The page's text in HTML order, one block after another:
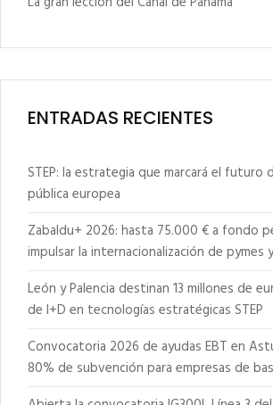
ENTRADAS RECIENTES
STEP: la estrategia que marcará el futuro
pública europea
Zabaldu+ 2026: hasta 75.000 € a fondo
impulsar la internacionalización de pymes
León y Palencia destinan 13 millones de
de I+D en tecnologías estratégicas STEP
Convocatoria 2026 de ayudas EBT en
80% de subvención para empresas de